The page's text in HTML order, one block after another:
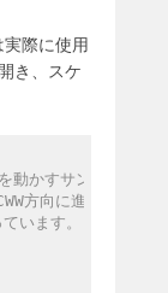
際に使用
き、スケ
動かすサンプルプロ
方向に進みます。
います。